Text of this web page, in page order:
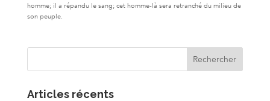
homme; il a répandu le sang; cet homme-là sera retranché du milieu de
son peuple.
Articles récents